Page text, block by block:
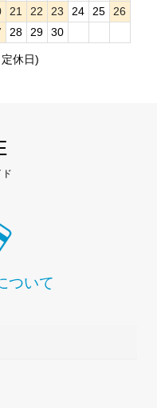
21 22 23 24 25
26
28 29 30
定休日)
ド
ついて